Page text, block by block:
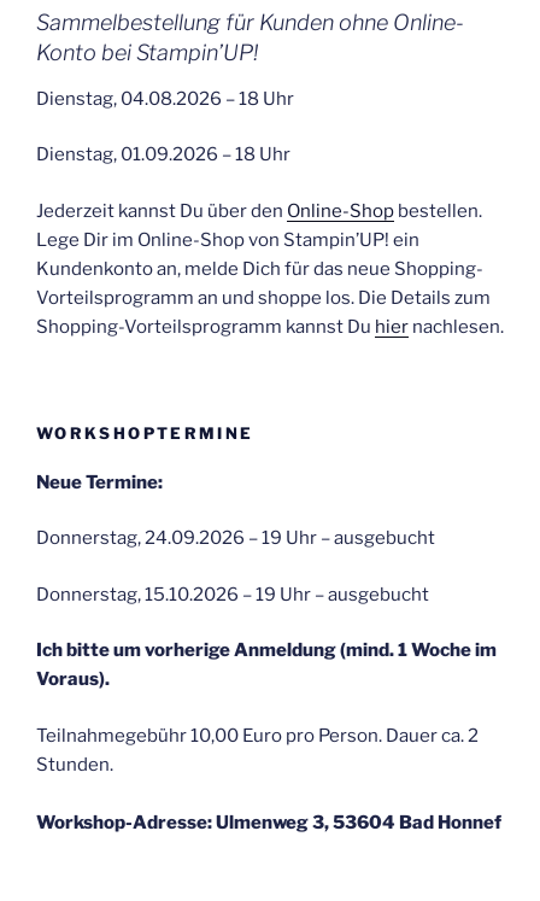
Sammelbestellung für Kunden ohne Online-
Konto bei Stampin’UP!
Dienstag, 04.08.2026 – 18 Uhr
Dienstag, 01.09.2026 – 18 Uhr
Jederzeit kannst Du über den Online-Shop bestellen.
Lege Dir im Online-Shop von Stampin’UP! ein
Kundenkonto an, melde Dich für das neue Shopping-
Vorteilsprogramm an und shoppe los. Die Details zum
Shopping-Vorteilsprogramm kannst Du hier nachlesen.
WORKSHOPTERMINE
Neue Termine:
Donnerstag, 24.09.2026 – 19 Uhr – ausgebucht
Donnerstag, 15.10.2026 – 19 Uhr – ausgebucht
Ich bitte um vorherige Anmeldung (mind. 1 Woche im
Voraus).
Teilnahmegebühr 10,00 Euro pro Person. Dauer ca. 2
Stunden.
Workshop-Adresse: Ulmenweg 3, 53604 Bad Honnef